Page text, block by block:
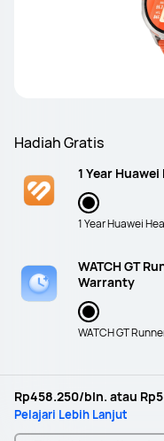
Hadiah Gratis
1 Year
1 Year Huawei
WATCH GT
Warranty
WATCH GT
Rp458.250/bln. atau
Pelajari Lebih Lanjut